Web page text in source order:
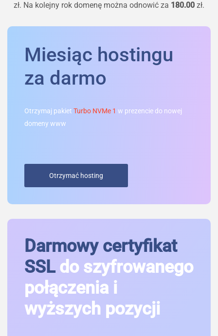
zł. Na kolejny rok domenę można odnowić za 180.00 zł.
Miesiąc hostingu
za darmo
Otrzymaj pakiet Turbo NVMe 1 w prezencie do nowej
domeny www
Otrzymać hosting
Darmowy certyfikat
SSLdo szyfrowanego
połączenia i
wyższych pozycji